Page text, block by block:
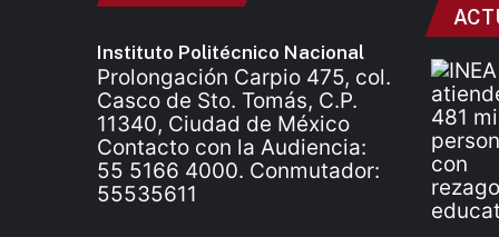
Instituto Politécnico Nacional
Prolongación Carpio 475, col.
Casco de Sto. Tomás, C.P.
11340, Ciudad de México
Contacto con la Audiencia:
55 5166 4000. Conmutador:
55535611